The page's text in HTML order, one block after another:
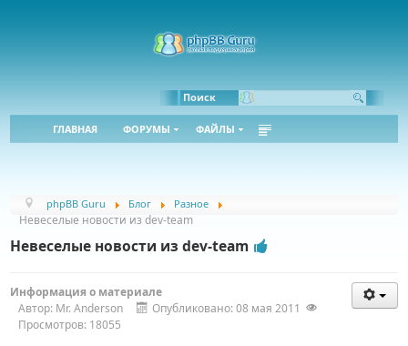
Поиск
ГЛАВНАЯ ФОРУМЫ ФАЙЛЫ
phpBB Guru Блог Разное
Невеселые новости из dev-team
Невеселые новости из dev-team
Информация о материале
Автор: Mr. Anderson
Опубликовано: 08 мая 2011
Просмотров: 18055